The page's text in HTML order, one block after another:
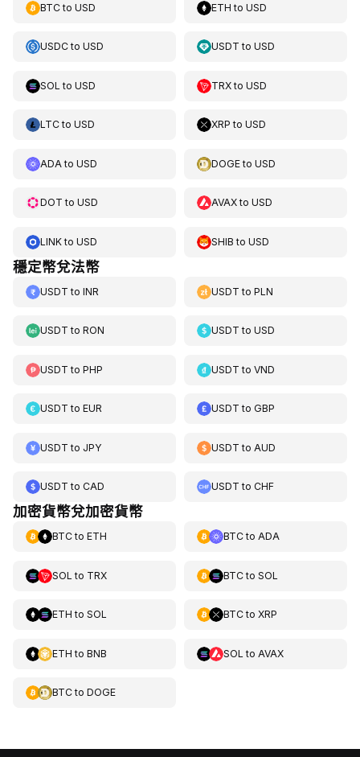
BTCto USD ETH toUSD
USDCto USD USDT toUSD
SOL to USD TRXtoUSD
LTCto USD XRP toUSD
ADA to USD DOGEtoUSD
DOT to USD AVAXtoUSD
LINKto USD SHIB toUSD
穩定幣兌法幣
USDT to INR USDT toPLN
USDT to RON USDT toUSD
USDT to PHP USDT toVND
USDT to EUR USDT toGBP
USDT to JPY USDT to AUD
USDT to CAD USDT toCHF
加密貨幣兌加密貨幣
BTCto ETH BTCto ADA
SOL to TRX BTCto SOL
ETH to SOL BTCto XRP
ETH to BNB SOL to AVAX
BTCto DOGE